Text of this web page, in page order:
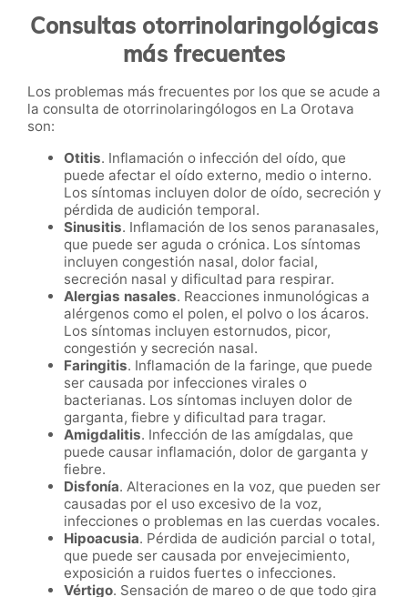
Consultas otorrinolaringológicas
más frecuentes
Los problemas más frecuentes por los que se acude a
la consulta de otorrinolaringólogos en La Orotava
son:
Otitis. Inflamación o infección del oído, que
puede afectar el oído externo, medio o interno.
Los síntomas incluyen dolor de oído, secreción y
pérdida de audición temporal.
Sinusitis. Inflamación de los senos paranasales,
que puede ser aguda o crónica. Los síntomas
incluyen congestión nasal, dolor facial,
secreción nasal y dificultad para respirar.
Alergias nasales. Reacciones inmunológicas a
alérgenos como el polen, el polvo o los ácaros.
Los síntomas incluyen estornudos, picor,
congestión y secreción nasal.
Faringitis. Inflamación de la faringe, que puede
ser causada por infecciones virales o
bacterianas. Los síntomas incluyen dolor de
garganta, fiebre y dificultad para tragar.
Amigdalitis. Infección de las amígdalas, que
puede causar inflamación, dolor de garganta y
fiebre.
Disfonía. Alteraciones en la voz, que pueden ser
causadas por el uso excesivo de la voz,
infecciones o problemas en las cuerdas vocales.
Hipoacusia. Pérdida de audición parcial o total,
que puede ser causada por envejecimiento,
exposición a ruidos fuertes o infecciones.
Vértigo. Sensación de mareo o de que todo gira